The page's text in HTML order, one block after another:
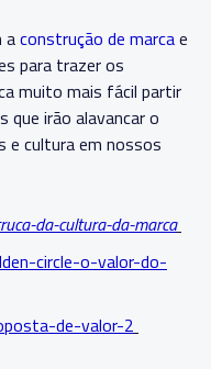
aconstrução de marcae
para trazer os
muito mais fácil partir
que irão alavancar o
e cultura em nossos
da-cultura-da-marca
circle-o-valor-do-
de-valor-2